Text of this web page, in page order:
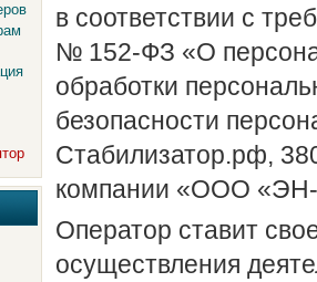
в соответствии с
№ 152-ФЗ «О
обработки
безопасности
Стабилизатор.рф,
компании «ООО
Оператор ставит
осуществления